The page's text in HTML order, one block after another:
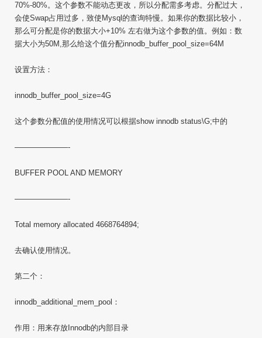
70%-80%。这个参数不能动态更改，所以分配需多考虑。分配过大，
会使Swap占用过多，致使Mysql的查询特慢。如果你的数据比较小，
那么可分配是你的数据大小+10% 左右做为这个参数的值。例如：数
据大小为50M,那么给这个值分配innodb_buffer_pool_size=64M
设置方法：
innodb_buffer_pool_size=4G
这个参数分配值的使用情况可以根据show innodb status\G;中的
———————-
BUFFER POOL AND MEMORY
———————-
Total memory allocated 4668764894;
去确认使用情况。
第二个：
innodb_additional_mem_pool：
作用：用来存放Innodb的内部目录